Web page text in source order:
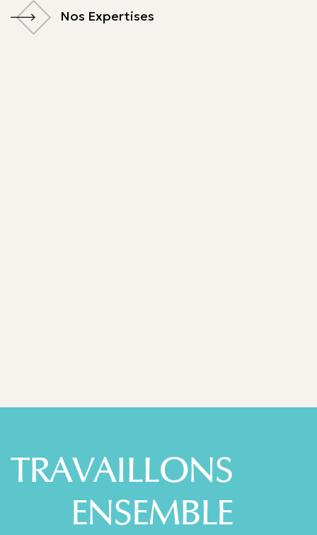
Nos Expertises
TRAVAILLONS
ENSEMBLE